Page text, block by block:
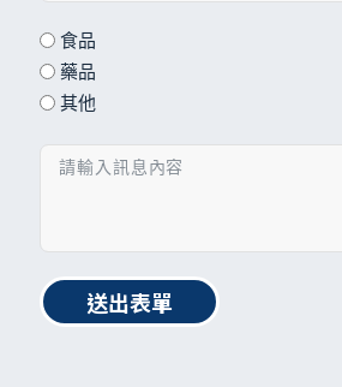
食品
藥品
其他
送出表單